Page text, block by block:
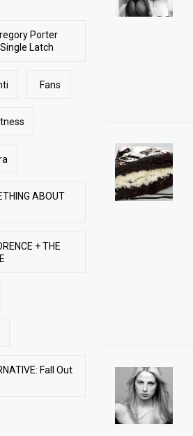
Porter
Latch
Fans
ABOUT
+ THE
Fall Out